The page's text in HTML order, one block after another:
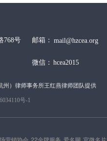
邮箱：
微信：
768号
mail@hzcea.org
hcea2015
号-1
州）律师事务所王红燕律师团队提供
营销协会 22金牌服务 爱名网 官微名片